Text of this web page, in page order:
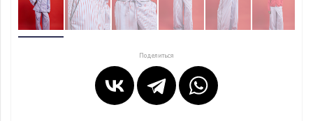
Поделиться